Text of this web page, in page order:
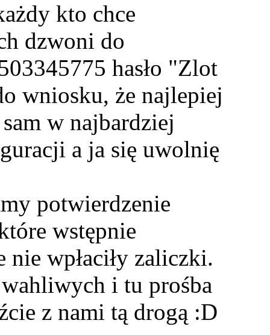
kto chce
dzwoni do
hasło "Zlot
wniosku, że najlepiej
w najbardziej
a ja się uwolnię
potwierdzenie
wstępnie
nie wpłaciły zaliczki.
i tu prośba
z nami tą drogą :D